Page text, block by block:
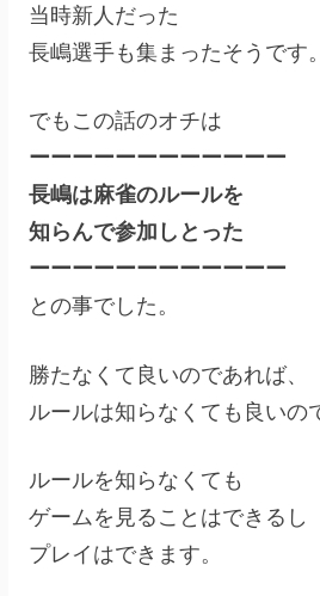
当時新人だった
長嶋選手も集まったそうです。
でもこの話のオチは
ーーーーーーーーーーーー
長嶋は麻雀のルールを
知らんで参加しとった
ーーーーーーーーーーーー
との事でした。
勝たなくて良いのであれば、
ルールは知らなくても良いの
ルールを知らなくても
ゲームを見ることはできるし
プレイはできます。